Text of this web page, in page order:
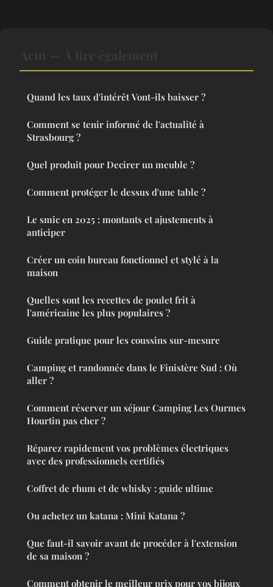
Quand les taux d'intérêt Vont-ils baisser ?
Comment se tenir informé de l'actualité à
Strasbourg ?
Quel produit pour Decirer un meuble ?
Comment protéger le dessus d'une table ?
Le smic en 2025 : montants et ajustements à
anticiper
Créer un coin bureau fonctionnel et stylé à la
maison
Quelles sont les recettes de poulet frit à
l'américaine les plus populaires ?
Guide pratique pour les coussins sur-mesure
Camping et randonnée dans le Finistère Sud : Où
aller ?
Comment réserver un séjour Camping Les Ourmes
Hourtin pas cher ?
Réparez rapidement vos problèmes électriques
avec des professionnels certifiés
Coffret de rhum et de whisky : guide ultime
Ou achetez un katana : Mini Katana ?
Que faut-il savoir avant de procéder à l'extension
de sa maison ?
Comment obtenir le meilleur prix pour vos bijoux